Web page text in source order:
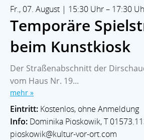
Fr., 07. August | 15:30 Uhr – 17:30
Temporäre
beim Kunstkiosk
Der Straßenabschnitt der
vom Haus Nr. 19...
mehr »
Eintritt: Kostenlos, ohne Anmeldung
Info: Dominika Pioskowik, T
pioskowik@kultur-vor-ort.com